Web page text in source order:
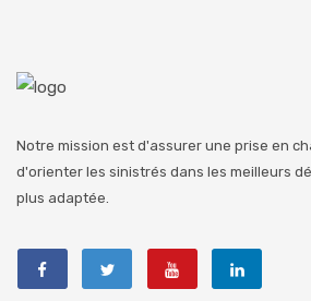
Notre mission est d'assurer une prise en
d'orienter les sinistrés dans les meilleurs
plus adaptée.